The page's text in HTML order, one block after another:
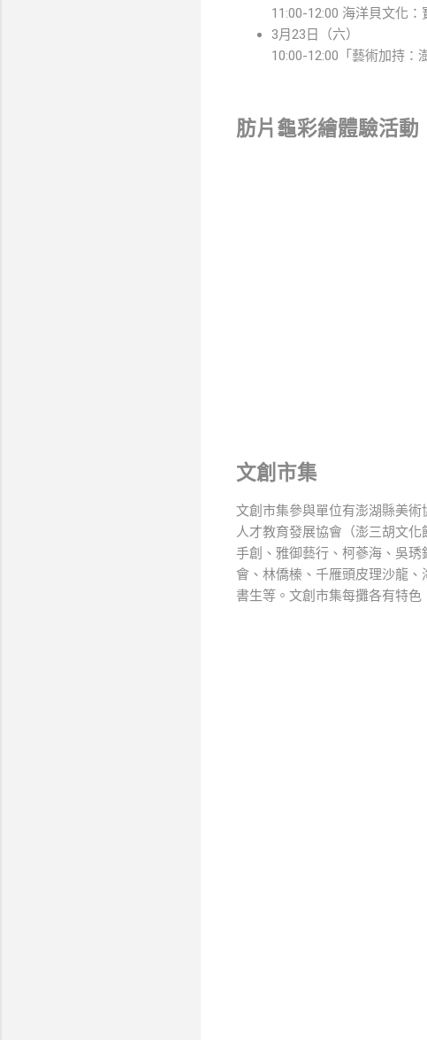
11:00-12:00 海洋貝文化
3月23日（六）
10:00-12:00「藝術加持：
肪片龜彩繪體驗活動
文創市集
文創市集參與單位有澎湖縣美
人才教育發展協會（澎三胡文
手創、雅御藝行、柯蔘海、吳
會、林僑榛、千雁頭皮理沙龍
書生等。文創市集每攤各有特色